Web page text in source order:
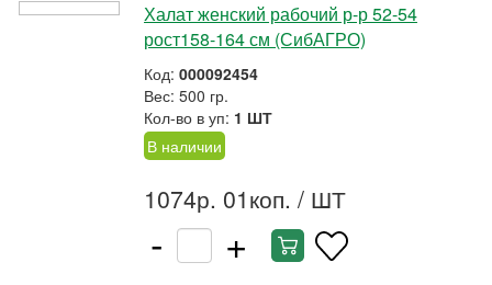
Халат женский рабочий р-р 52-54
рост158-164 см (СибАГРО)
Код: 000092454
Вес: 500 гр.
Кол-во в уп: 1 ШТ
В наличии
1074р. 01коп. / ШТ
- +